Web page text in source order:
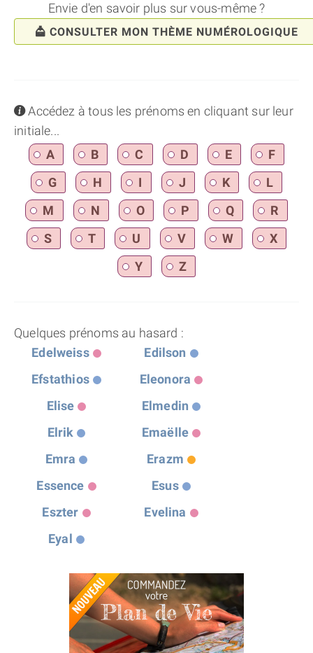
Envie d'en savoir plus sur vous-même ?
CONSULTER MON THÈME NUMÉROLOGIQUE
infoAccédez à tous les prénoms en cliquant sur leur
initiale...
A
B C D E
F
G
H I J K
L
M
N O P Q
R
S
T U V W
X
Y
Z
Quelques prénoms au hasard :
Edelweiss
Edilson
Efstathios
Eleonora
Elise
Elmedin
Elrik
Emaëlle
Emra
Erazm
Essence
Esus
Eszter
Evelina
Eyal